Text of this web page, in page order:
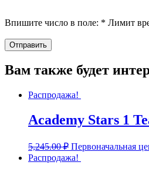
Впишите число в поле: * Лимит
Вам также будет
Распродажа!
Academy Stars 1
5,245.00₽ Первоначальная
Распродажа!